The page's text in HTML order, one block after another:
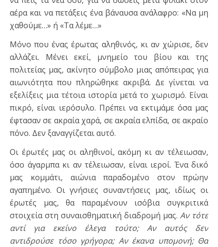
αέρα και να πετάξεις ένα βάναυσα ανάλαφρο: «Να μη
χαθούμε…» ή «Τα λέμε…»
Μόνο που ένας έρωτας αληθινός, κι αν χώρισε, δεν
αλλάζει. Μένει εκεί, μνημείο του βίου και της
πολιτείας μας, ακίνητο σύμβολο μιας απόπειρας για
αιωνιότητα που πληρώθηκε ακριβά. Δε γίνεται να
εξελίξεις μια τέτοια ιστορία μετά το χωρισμό. Είναι
πικρό, είναι ιερόσυλο. Πρέπει να εκτιμάμε όσα μας
έφτασαν σε ακραία χαρά, σε ακραία ελπίδα, σε ακραίο
πόνο. Δεν ξαναγγίζεται αυτό.
Οι έρωτές μας οι αληθινοί, ακόμη κι αν τέλειωσαν,
όσο άγαρμπα κι αν τέλειωσαν, είναι ιεροί. Ένα δικό
μας κομμάτι, αιώνια παραδομένο στον πρώην
αγαπημένο. Οι γνήσιες συναντήσεις μας, ιδίως οι
έρωτές μας, θα παραμένουν ισόβια συγκριτικά
στοιχεία στη συναισθηματική διαδρομή μας. Αν τότε
αντί για εκείνο έλεγα τούτο; Αν αυτός δεν
αντιδρούσε τόσο γρήγορα; Αν έκανα υπομονή; Θα